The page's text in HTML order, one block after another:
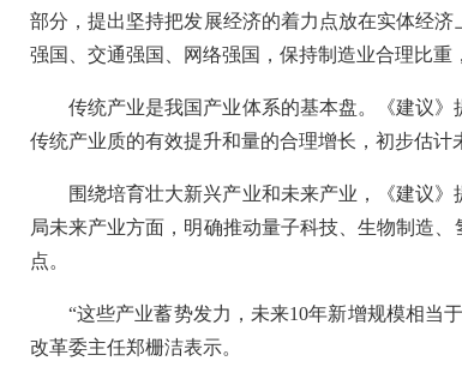
部分，提出坚持把发展经济的着力点放在实体经
强国、交通强国、网络强国，保持制造业合理比重
传统产业是我国产业体系的基本盘。《建议
传统产业质的有效提升和量的合理增长，初步估计
围绕培育壮大新兴产业和未来产业，《建议
局未来产业方面，明确推动量子科技、生物制造
点。
“这些产业蓄势发力，未来10年新增规模相当
改革委主任郑栅洁表示。